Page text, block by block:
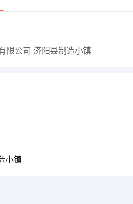
限公司 济阳县制造小镇
小镇